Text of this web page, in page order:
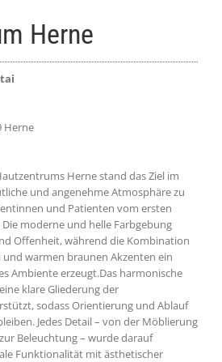
Herne
Herne
Herne stand das Ziel im
und angenehme Atmosphäre zu
und Patienten vom ersten
moderne und helle Farbgebung
Offenheit, während die Kombination
warmen braunen Akzenten ein
Ambiente erzeugt.Das harmonische
klare Gliederung der
sodass Orientierung und Ablauf
Jedes Detail – von der Möblierung
Beleuchtung – wurde darauf
Funktionalität mit ästhetischer